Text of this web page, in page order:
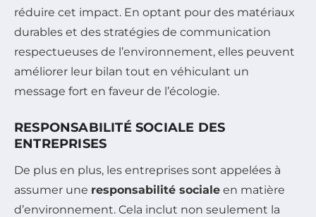
réduire cet impact. En optant pour des matériaux
durables et des stratégies de communication
respectueuses de l’environnement, elles peuvent
améliorer leur bilan tout en véhiculant un
message fort en faveur de l’écologie.
RESPONSABILITÉ SOCIALE DES
ENTREPRISES
De plus en plus, les entreprises sont appelées à
assumer une responsabilité sociale en matière
d’environnement. Cela inclut non seulement la